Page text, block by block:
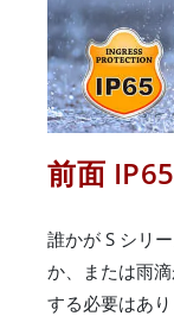
前面
誰かが S シリ
か、または雨
する必要はあ